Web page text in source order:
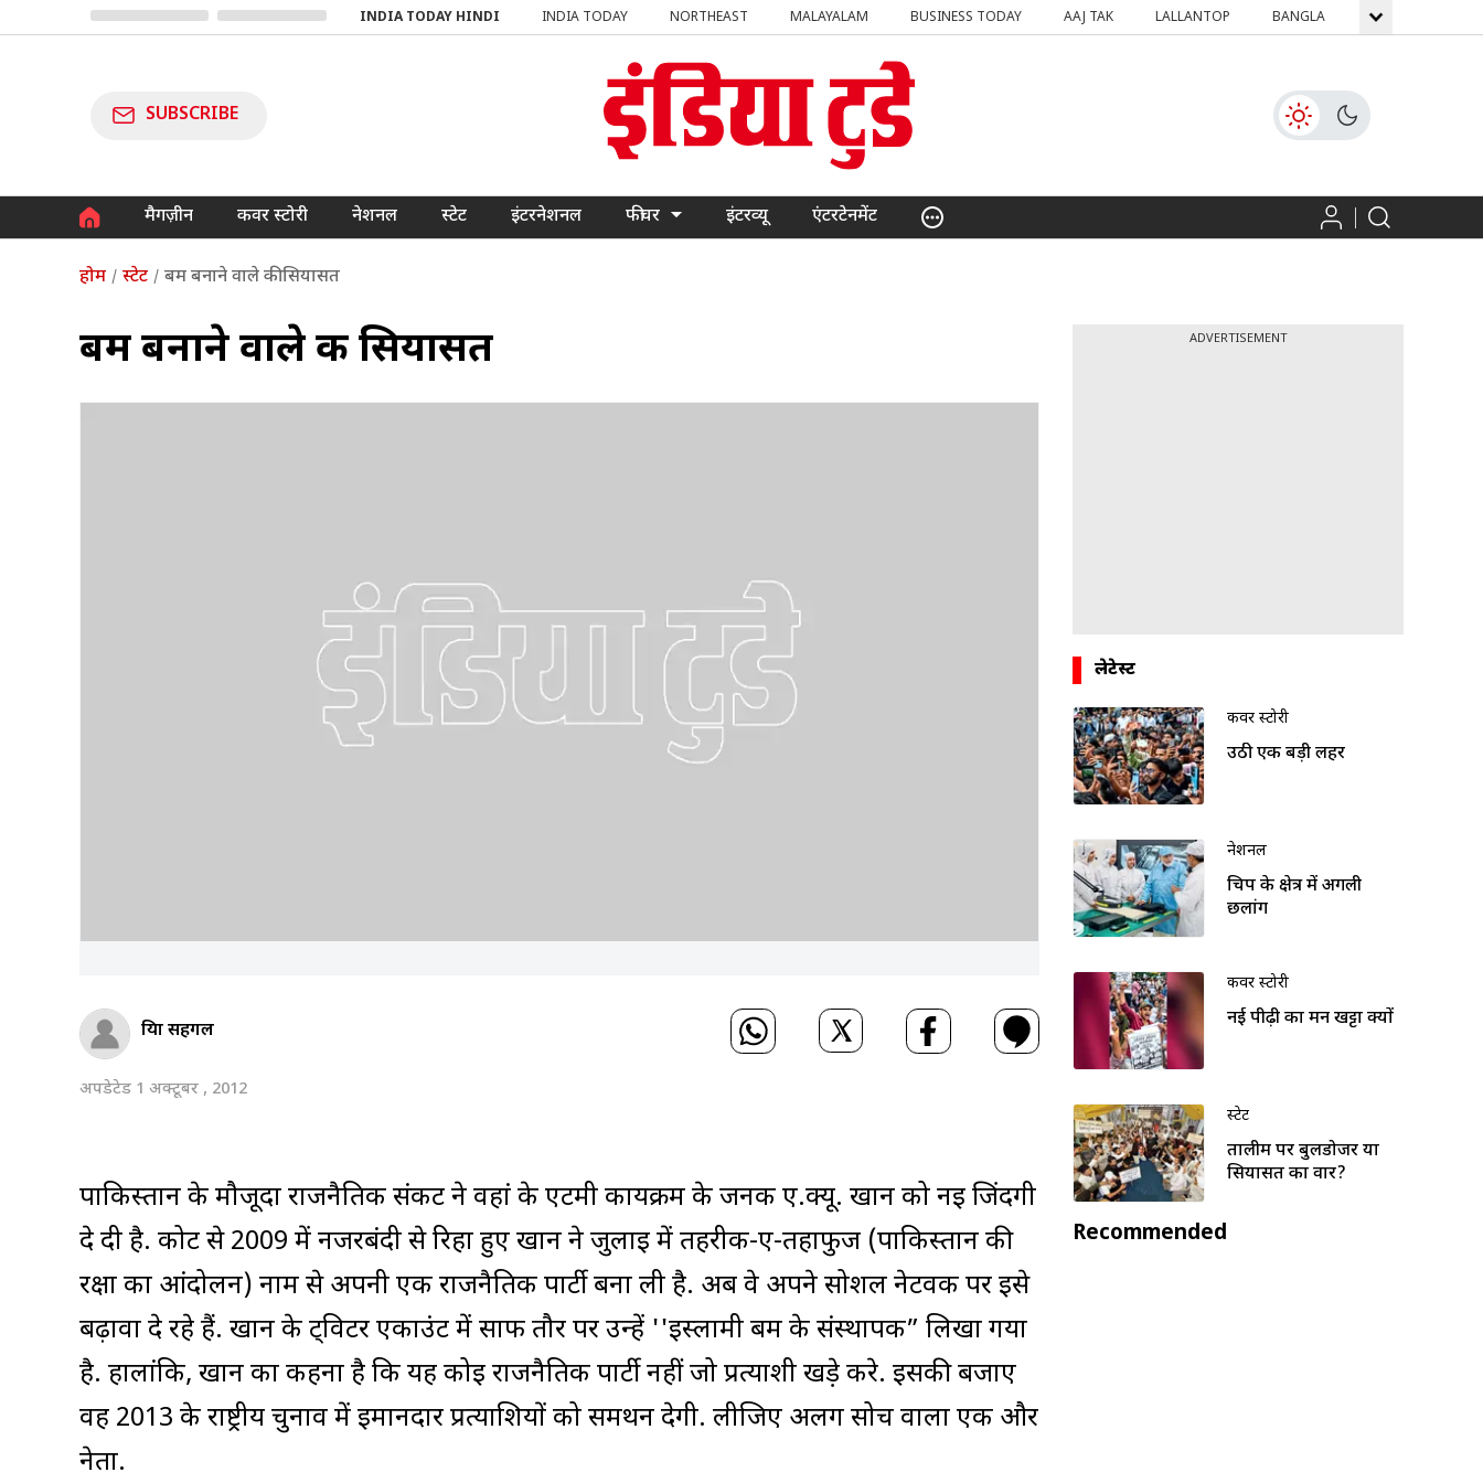
INDIA TODAY HINDI INDIA TODAY NORTHEAST MALAYALAM BUSINESS TODAY AAJ TAK LALLANTOP BANGLA GNTTV
SUBSCRIBE
मैगज़ीन कवर स्टोरी नेशनल स्टेट इंटरनेशनल फीचर इंटरव्यू एंटरटेनमेंट
होम स्टेट बम बनाने वाले की सियासत
बम बनाने वाले की सियासत
प्रिया सहगल
अपडेटेड 1 अक्टूबर , 2012
पाकिस्तान के मौजूदा राजनैतिक संकट ने वहां के एटमी कार्यक्रम के जनक ए.क्यू. खान को नई जिंदगी
दे दी है. कोर्ट से 2009 में नजरबंदी से रिहा हुए खान ने जुलाई में तहरीक-ए-तहाफुज (पाकिस्तान की
रक्षा का आंदोलन) नाम से अपनी एक राजनैतिक पार्टी बना ली है. अब वे अपने सोशल नेटवर्क पर इसे
बढ़ावा दे रहे हैं. खान के ट्विटर एकाउंट में साफ तौर पर उन्हें ''इस्लामी बम के संस्थापक” लिखा गया
है. हालांकि, खान का कहना है कि यह कोई राजनैतिक पार्टी नहीं जो प्रत्याशी खड़े करे. इसकी बजाए
वह 2013 के राष्ट्रीय चुनाव में ईमानदार प्रत्याशियों को समर्थन देगी. लीजिए अलग सोच वाला एक और
नेता.
ADVERTISEMENT
लेटेस्ट
कवर स्टोरी
उठी एक बड़ी लहर
नेशनल
चिप के क्षेत्र में अगली
छलांग
कवर स्टोरी
नई पीढ़ी का मन खट्टा क्यों
स्टेट
तालीम पर बुलडोजर या
सियासत का वार?
Recommended